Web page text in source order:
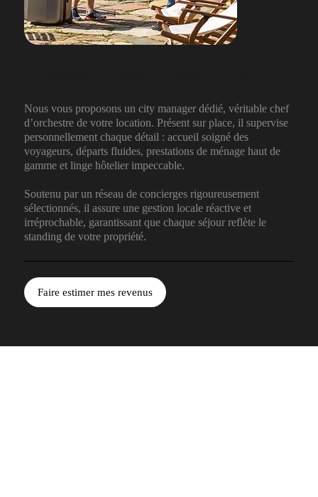
Nous vous proposons un city manager dédié, véritable chef
d’orchestre de votre location. Présent sur place, il supervise
personnellement chaque détail : accueil soigné des
voyageurs, départs fluides, prestations de ménage haut de
gamme et linge hôtelier impeccable.
Soutenu par un réseau de concierges rigoureusement
sélectionnés, il assure une gestion locale réactive et
irréprochable, garantissant que chaque séjour reflète le
standing de votre propriété.
Faire estimer mes revenus